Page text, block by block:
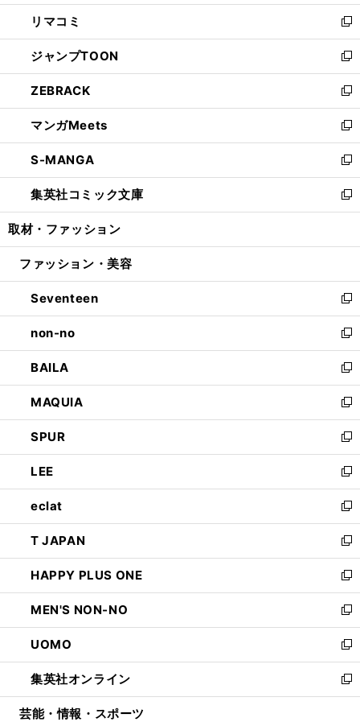
ウ
で
開
く
ン
ド
ウ
で
開
く
ウ
ィ
ン
ド
ウ
で
開
く
し
い
ウ
ィ
ン
ド
ウ
で
開
く
リマコミ
新
し
い
ウ
ィ
ン
ド
ウ
で
開
く
ジャンプTOON
新
し
い
ウ
ィ
ン
ド
ウ
で
開
ZEBRACK
新
し
い
ウ
ィ
ン
ド
ウ
開
マンガMeets
新
し
い
ウ
ィ
ン
ウ
開
く
S-MANGA
新
し
い
ウ
ン
ウ
で
開
く
集英社コミック文庫
新
し
ウ
ン
ド
ウ
で
開
く
取材・ファッション
ファッション・美容
Seventeen
新
し
い
ウ
ィ
ン
ド
ウ
で
開
く
non-no
新
し
い
ウ
ィ
ン
ド
ウ
で
開
く
BAILA
新
し
い
ウ
ィ
ン
ド
ウ
で
開
く
MAQUIA
新
し
い
ウ
ィ
ン
ド
ウ
で
開
く
SPUR
新
し
い
ウ
ィ
ン
ド
ウ
で
開
く
LEE
新
し
い
ウ
ィ
ン
ド
ウ
で
開
く
eclat
新
し
い
ウ
ィ
ン
ド
ウ
で
開
く
T JAPAN
新
し
い
ウ
ィ
ン
ド
ウ
で
開
HAPPY PLUS ONE
新
し
い
ウ
ィ
ン
ド
ウ
MEN'S NON-NO
新
し
い
ウ
ィ
ン
UOMO
新
し
い
ウ
集英社オンライン
新
し
芸能・情報・スポーツ